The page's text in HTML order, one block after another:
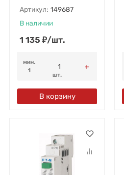
Артикул: 149687
В наличии
1 135 ₽/шт.
мин.
1
шт.
В корзину